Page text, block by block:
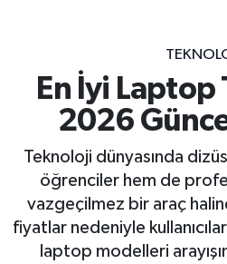
En İyi Laptop
2026
Teknoloji dünyasında
öğrenciler hem de
vazgeçilmez bir araç
fiyatlar nedeniyle
laptop modelleri